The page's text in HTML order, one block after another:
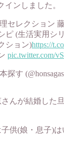
インしました。
セレクション
ピ (生活実用シ
ション)https://
pic.twitter.com/
す
んが結婚した
供(娘・息子)